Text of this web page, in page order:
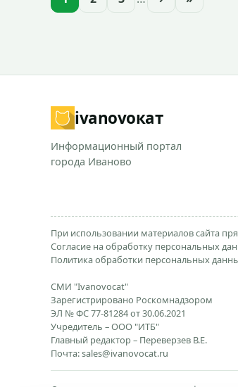
ivanovoкат
Информационный портал
города Иваново
При использовании материалов сайта
Согласие на обработку персональных
Политика обработки персональных
СМИ "Ivanovocat"
Зарегистрировано Роскомнадзором
ЭЛ № ФС 77-81284 от 30.06.2021
Учредитель – ООО "ИТБ"
Главный редактор – Переверзев В.Е.
Почта:sales@ivanovocat.ru